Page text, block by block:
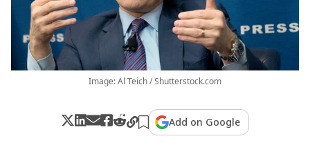
Image: Al Teich / Shutterstock.com
Add on Google